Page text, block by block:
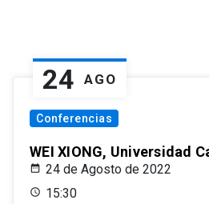
24 AGO
Conferencias
WEI XIONG, Universidad
24 de Agosto de 2022
15:30